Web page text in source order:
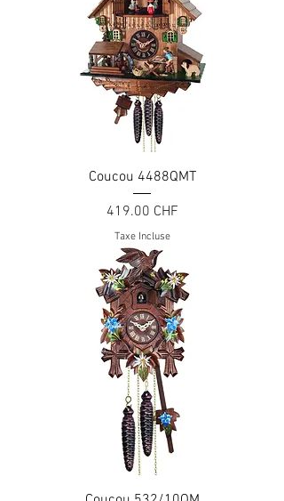
Coucou 4488QMT
Prix
419.00 CHF
Taxe Incluse